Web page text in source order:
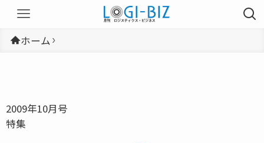
ホーム
2009年10月号
特集